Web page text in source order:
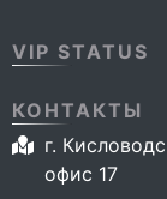
VIP STATUS
КОНТАКТЫ
г.
офис 17